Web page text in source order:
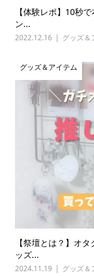
【体験レポ】10秒
ン...
2022.12.16 グッズ＆
グッズ＆アイテム
【祭壇とは？】オ
ッズ...
2024.11.19 グッズ＆